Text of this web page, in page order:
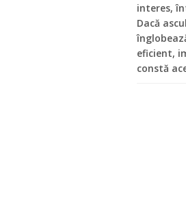
interes,
Dacă
eficient,
constă